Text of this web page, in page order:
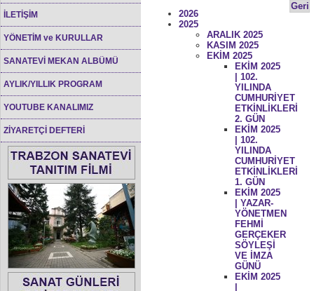
İLETİŞİM
YÖNETİM ve KURULLAR
SANATEVİ MEKAN ALBÜMÜ
AYLIK/YILLIK PROGRAM
YOUTUBE KANALIMIZ
ZİYARETÇİ DEFTERİ
Geri
2026
2025
ARALIK 2025
KASIM 2025
EKİM 2025
EKİM 2025
| 102.
YILINDA
CUMHURİYET
ETKİNLİKLERİ
2. GÜN
EKİM 2025
| 102.
YILINDA
CUMHURİYET
ETKİNLİKLERİ
1. GÜN
EKİM 2025
| YAZAR-
YÖNETMEN
FEHMİ
GERÇEKER
SÖYLEŞİ
VE İMZA
GÜNÜ
EKİM 2025